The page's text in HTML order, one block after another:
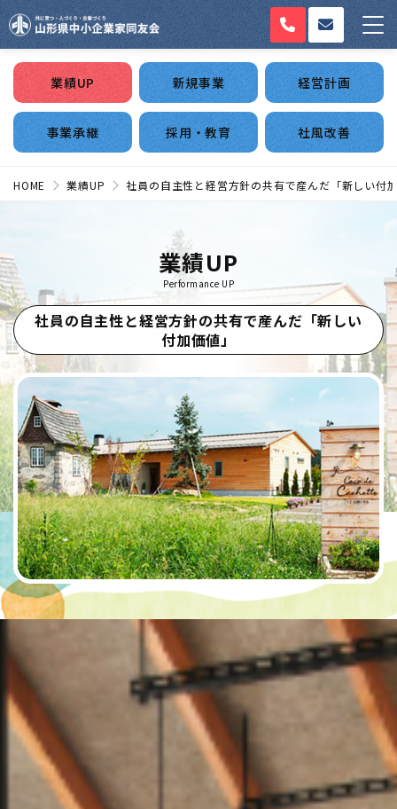
業績UP 新規事業 経営計画
事業承継 採用・教育 社風改善
HOME 業績UP 社員の自主性と経営方針の共有で産んだ「新しい付
業績UP
Performance UP
社員の自主性と経営方針の共有で産んだ「新しい
付加価値」